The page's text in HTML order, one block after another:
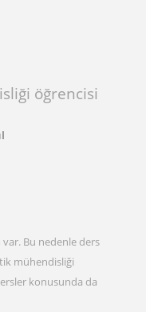
öğrencisi
Bu nedenle ders
mühendisliği
konusunda da